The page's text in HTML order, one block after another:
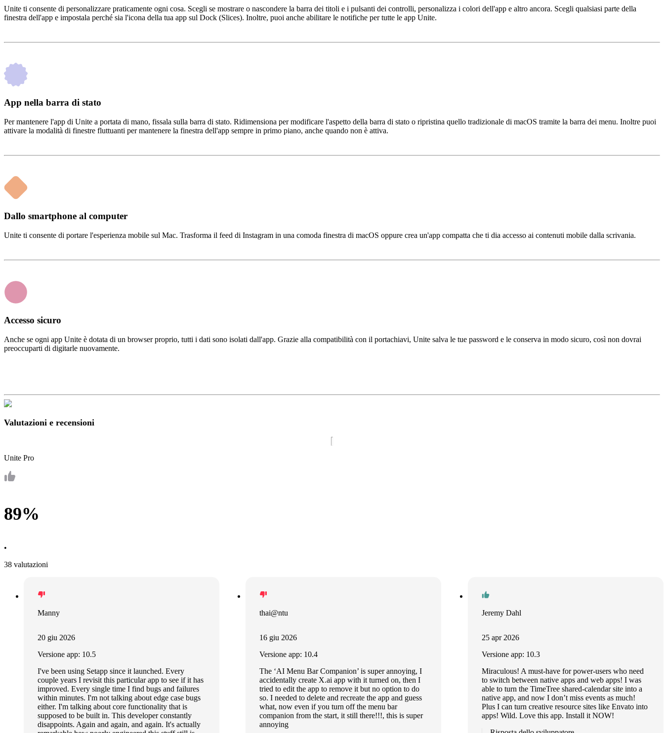
Unite ti consente di personalizzare praticamente ogni cosa. Scegli se mostrare o nascondere la barra dei titoli e i pulsanti dei controlli, personalizza i colori dell'app e altro ancora. Scegli qualsiasi parte della
finestra dell'app e impostala perché sia l'icona della tua app sul Dock (Slices). Inoltre, puoi anche abilitare le notifiche per tutte le app Unite.
App nella barra di stato
Per mantenere l'app di Unite a portata di mano, fissala sulla barra di stato. Ridimensiona per modificare l'aspetto della barra di stato o ripristina quello tradizionale di macOS tramite la barra dei menu. Inoltre puoi
attivare la modalità di finestre fluttuanti per mantenere la finestra dell'app sempre in primo piano, anche quando non è attiva.
Dallo smartphone al computer
Unite ti consente di portare l'esperienza mobile sul Mac. Trasforma il feed di Instagram in una comoda finestra di macOS oppure crea un'app compatta che ti dia accesso ai contenuti mobile dalla scrivania.
Accesso sicuro
Anche se ogni app Unite è dotata di un browser proprio, tutti i dati sono isolati dall'app. Grazie alla compatibilità con il portachiavi, Unite salva le tue password e le conserva in modo sicuro, così non dovrai
preoccuparti di digitarle nuovamente.
Valutazioni e recensioni
Unite Pro
89%
•
38 valutazioni
Manny
20 giu 2026
Versione app: 10.5
I've been using Setapp since it launched. Every
couple years I revisit this particular app to see if it has
improved. Every single time I find bugs and failures
within minutes. I'm not talking about edge case bugs
either. I'm talking about core functionality that is
supposed to be built in. This developer constantly
disappoints. Again and again, and again. It's actually
thai@ntu
16 giu 2026
Versione app: 10.4
The ‘AI Menu Bar Companion’ is super annoying, I
accidentally create X.ai app with it turned on, then I
tried to edit the app to remove it but no option to do
so. I needed to delete and recreate the app and guess
what, now even if you turn off the menu bar
companion from the start, it still there!!!, this is super
annoying
Jeremy Dahl
25 apr 2026
Versione app: 10.3
Miraculous! A must-have for power-users who need
to switch between native apps and web apps! I was
able to turn the TimeTree shared-calendar site into a
native app, and now I don’t miss events as much!
Plus I can turn creative resource sites like Envato into
apps! Wild. Love this app. Install it NOW!